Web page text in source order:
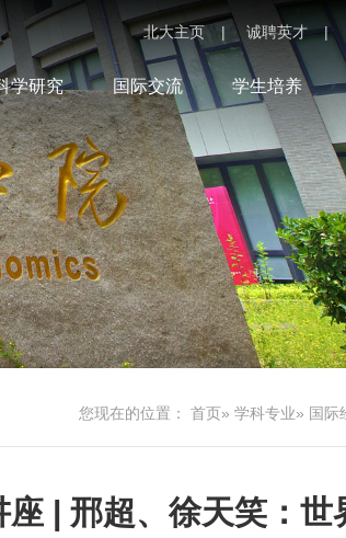
北大主页 | 诚聘英才 |
学研究 国际交流 学生培养
您现在的位置： 首页» 学科专业» 国际
| 邢超、徐天笑：世